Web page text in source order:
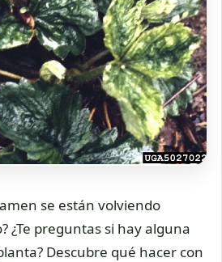
se están volviendo
¿Te preguntas si hay alguna
Descubre qué hacer con